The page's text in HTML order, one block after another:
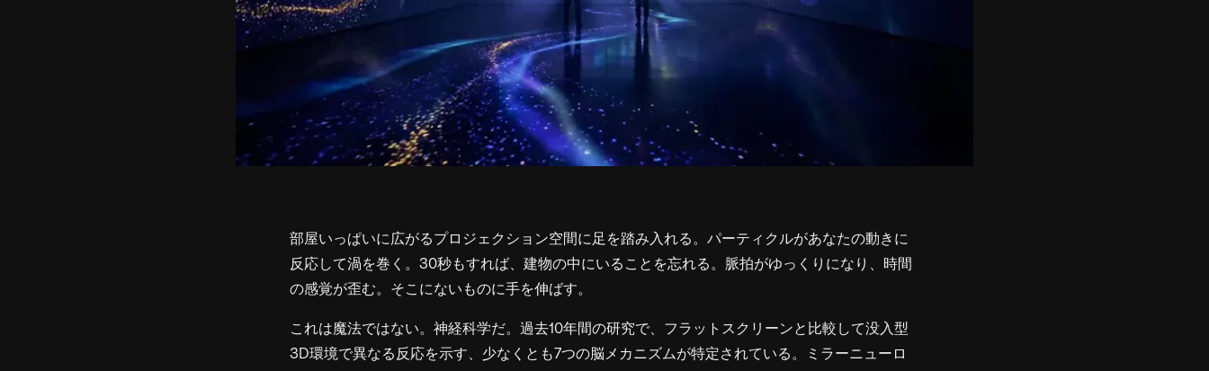
部屋いっぱいに広がるプロジェクション空間に足を踏み入れる。パーティクルがあなたの動きに
反応して渦を巻く。30秒もすれば、建物の中にいることを忘れる。脈拍がゆっくりになり、時間
の感覚が歪む。そこにないものに手を伸ばす。
これは魔法ではない。神経科学だ。過去10年間の研究で、フラットスクリーンと比較して没入型
3D環境で異なる反応を示す、少なくとも7つの脳メカニズムが特定されている。ミラーニューロ